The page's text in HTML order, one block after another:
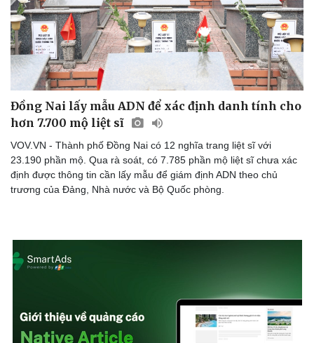
Đồng Nai lấy mẫu ADN để xác định danh tính cho
hơn 7.700 mộ liệt sĩ
VOV.VN - Thành phố Đồng Nai có 12 nghĩa trang liệt sĩ với
23.190 phần mộ. Qua rà soát, có 7.785 phần mộ liệt sĩ chưa xác
định được thông tin cần lấy mẫu để giám định ADN theo chủ
trương của Đảng, Nhà nước và Bộ Quốc phòng.